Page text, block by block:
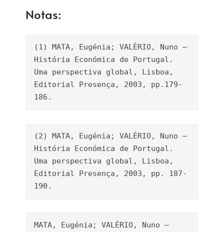
Notas:
(1) MATA, Eugénia; VALÉRIO, Nuno –
História Económica de Portugal.
Uma perspectiva global, Lisboa,
Editorial Presença, 2003, pp.179-
186.
(2) MATA, Eugénia; VALÉRIO, Nuno –
História Económica de Portugal.
Uma perspectiva global, Lisboa,
Editorial Presença, 2003, pp. 187-
190.
MATA, Eugénia; VALÉRIO, Nuno –